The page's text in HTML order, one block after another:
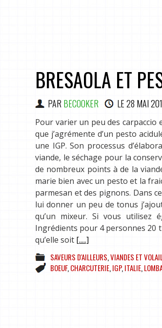
BRESAOLA ET
PAR BECOOKER LE28 MAI
Pour varier un peu des
que j’agrémente d’un pesto
une IGP. Son processus
viande, le séchage pour la
de nombreux points à de la
marie bien avec un pesto et la
parmesan et des pignons. Dans
lui donner un peu de tonus
qu’un mixeur. Si vous utilisez
Ingrédients pour 4 personnes 20
qu’elle soit [.....]
SAVEURS D'AILLEURS,VIANDES ET
BOEUF,CHARCUTERIE,IGP,ITALIE,